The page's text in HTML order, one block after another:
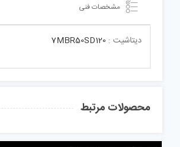
مشخصات فنی
دیتاشیت : 7MBR50SD120
محصولات مرتبط